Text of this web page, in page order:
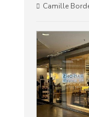
Camille